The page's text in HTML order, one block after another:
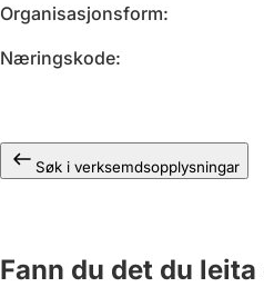
Organisasjonsform
Næringskode
Søk i verksemdsopplysningar
Fann du det du